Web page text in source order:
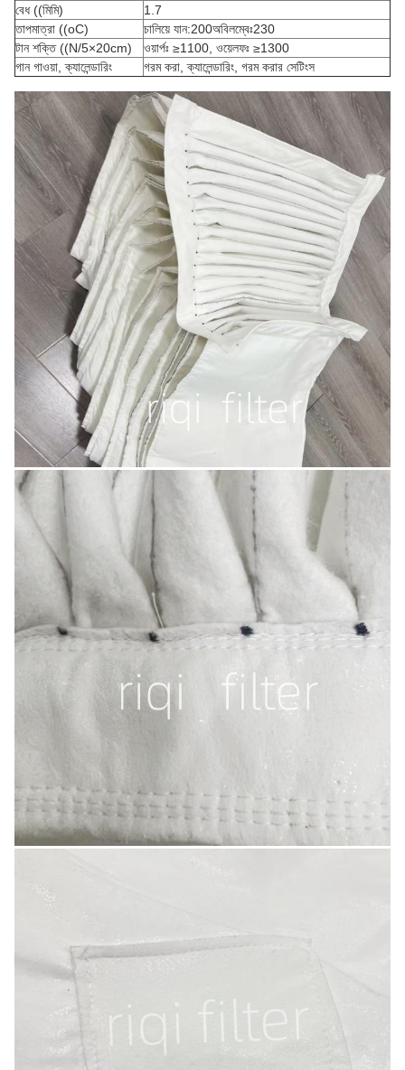
বেধ ((মিমি)
1.7
তাপমাত্রা ((oC)
চালিয়ে যান:200অবিলম্বেঃ230
টান শক্তি ((N/5×20cm)
ওয়ার্পঃ ≥1100, ওয়েলফঃ ≥1300
গান গাওয়া, ক্যালেন্ডারিং
গরম করা, ক্যালেন্ডারিং, গরম করার সেটিংস